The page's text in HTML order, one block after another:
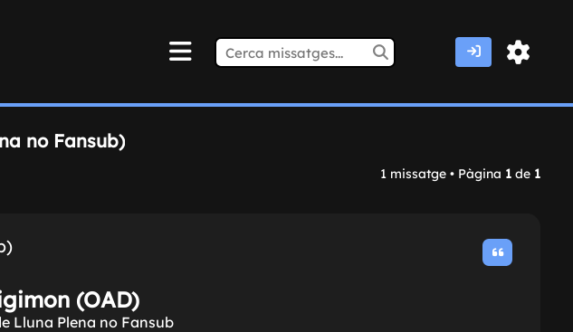
no Fansub)
1 missatge • Pàgina 1 de 1
(OAD)
Lluna Plena no Fansub